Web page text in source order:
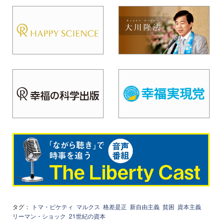
タグ： トマ・ピケティ マルクス 格差是正 新自由主義 貧困 資本主義
リーマン・ショック 21世紀の資本